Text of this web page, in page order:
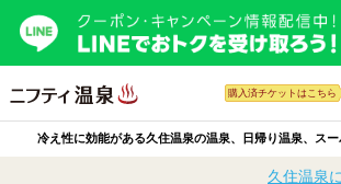
購入済チケットはこちら
冷え性に効能がある久住温泉の温泉、日帰り温泉、ス
久住温泉